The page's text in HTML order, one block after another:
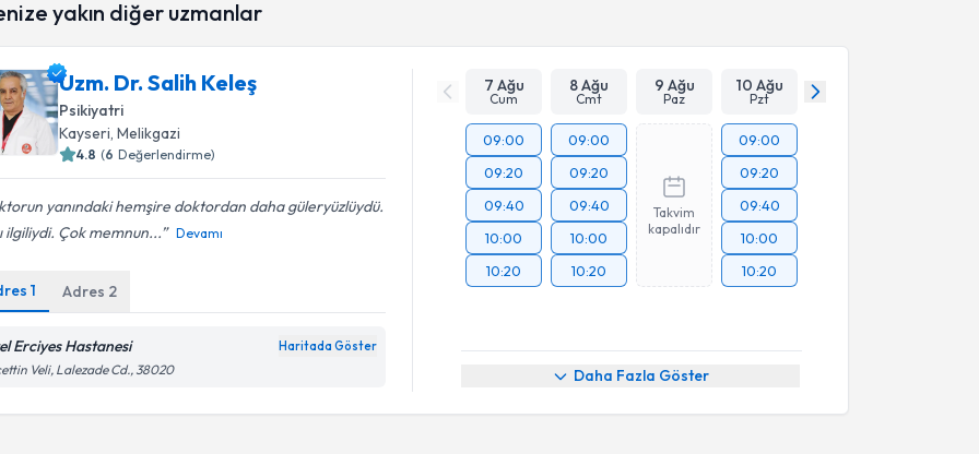
yakın diğer uzmanlar
Uzm. Dr. Salih Keleş
Psikiyatri
Kayseri, Melikgazi
4.8 (6 Değerlendirme)
yanındaki hemşire doktordan daha güleryüzlüydü.
ilgiliydi. Çok memnun...
Devamı
1 Adres 2
Erciyes Hastanesi Haritada Göster
Veli, Lalezade Cd., 38020
7 Ağu
Cum
8 Ağu
Cmt
9 Ağu
Paz
10 Ağu
Pzt
09:00
09:20
09:40
10:00
10:20
09:00
09:20
09:40
10:00
10:20
Takvim
kapalıdır
09:00
09:20
09:40
10:00
10:20
Daha Fazla Göster